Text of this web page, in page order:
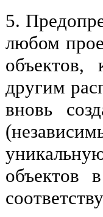
5.
любом
объектов,
другим
вновь
объектов